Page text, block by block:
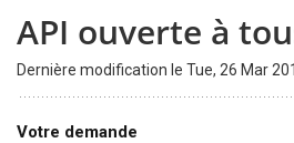
API ouverte à
Dernière modification le Tue, 26 Mar
Votre demande